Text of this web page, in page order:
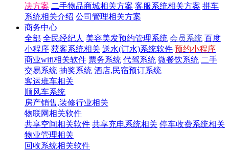
决方案 二手物品商城相关方案 客服系统相关方案 拼车
系统相关介绍 公司管理相关方案
商务中心
全部 全民经纪人 美容美发预约管理系统 会员系统 百度
小程序 获客系统相关 送水(订水)系统软件 预约小程序
商业wifi相关软件 票务系统 代驾系统 微餐饮系统 二手
交易系统 抽奖系统 酒店,民宿预订系统
客运班车相关
顺风车系统
房产销售,装修行业相关
物联网相关软件
共享空间相关软件 共享充电系统相关 停车收费系统相关
物业管理相关
回收系统相关软件